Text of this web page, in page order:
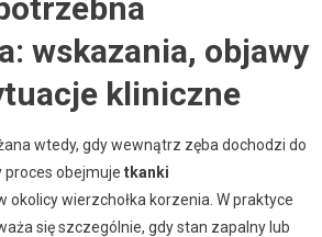
wskazania, objawy
kliniczne
wtedy, gdy wewnątrz zęba dochodzi do
proces obejmuje tkanki
okolicy wierzchołka korzenia. W praktyce
się szczególnie, gdy stan zapalny lub